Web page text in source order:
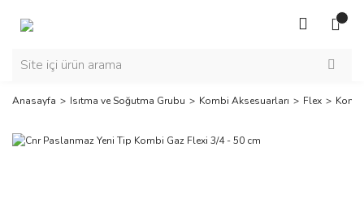
Anasayfa Isıtma ve Soğutma Grubu Kombi Aksesuarları Flex